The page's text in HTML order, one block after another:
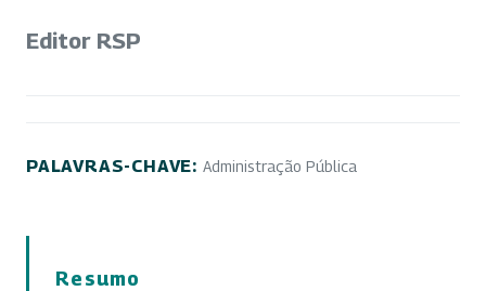
Editor RSP
PALAVRAS-CHAVE: Administração Pública
Resumo